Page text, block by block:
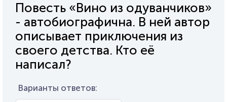
Повесть «Вино из одуванчиков»
- автобиографична. В ней автор
описывает приключения из
своего детства. Кто её
написал?
Варианты ответов: